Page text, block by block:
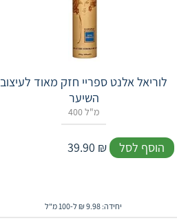
לוריאל אלנט ספריי חזק מאוד לעיצוב
השיער
400 מ"ל
39.90 ₪ הוסף לסל
יחידה: 9.98 ₪ ל-100 מ"ל